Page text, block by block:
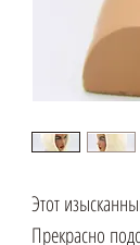
Этот
Прекрасно